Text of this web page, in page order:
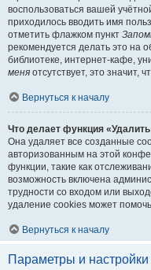
воспользоваться вашей
приходилось вводить имя
отметить флажком пункт
рекомендуется делать это на
библиотеке, интернет-кафе,
меня отсутствует, это значит,
Вернуться к началу
Что делает функция
Она удаляет все созданные
авторизованным на этой
функции, такие как
возможность включена
трудности со входом или
удаление cookies может
Вернуться к началу
Параметры и настройки